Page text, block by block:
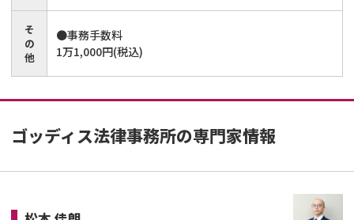
そ
の
他
●事務手数料
1万1,000円(税込)
ゴッディス法律事務所の専門家情報